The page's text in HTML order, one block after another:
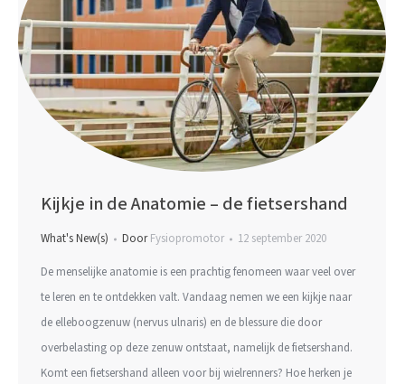
Kijkje in de Anatomie – de fietsershand
What's New(s) DoorFysiopromotor 12 september 2020
De menselijke anatomie is een prachtig fenomeen waar veel over
te leren en te ontdekken valt. Vandaag nemen we een kijkje naar
de elleboogzenuw (nervus ulnaris) en de blessure die door
overbelasting op deze zenuw ontstaat, namelijk de fietsershand.
Komt een fietsershand alleen voor bij wielrenners? Hoe herken je